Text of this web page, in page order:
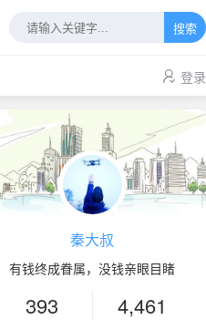
搜索
登录
秦大叔
有钱终成眷属，没钱亲眼目睹
393 4,461